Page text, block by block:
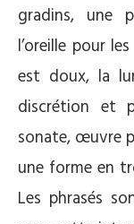
gradins, une
l’oreille pour
est doux, la
discrétion et
sonate, œuvre
une forme en
Les phrasés